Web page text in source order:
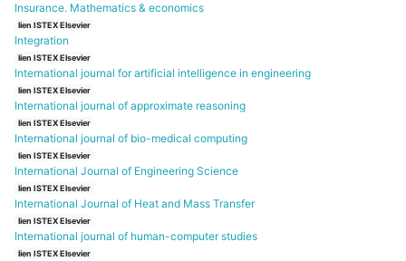
Insurance. Mathematics & economics
lien ISTEX Elsevier
Integration
lien ISTEX Elsevier
International journal for artificial intelligence in engineering
lien ISTEX Elsevier
International journal of approximate reasoning
lien ISTEX Elsevier
International journal of bio-medical computing
lien ISTEX Elsevier
International Journal of Engineering Science
lien ISTEX Elsevier
International Journal of Heat and Mass Transfer
lien ISTEX Elsevier
International journal of human-computer studies
lien ISTEX Elsevier